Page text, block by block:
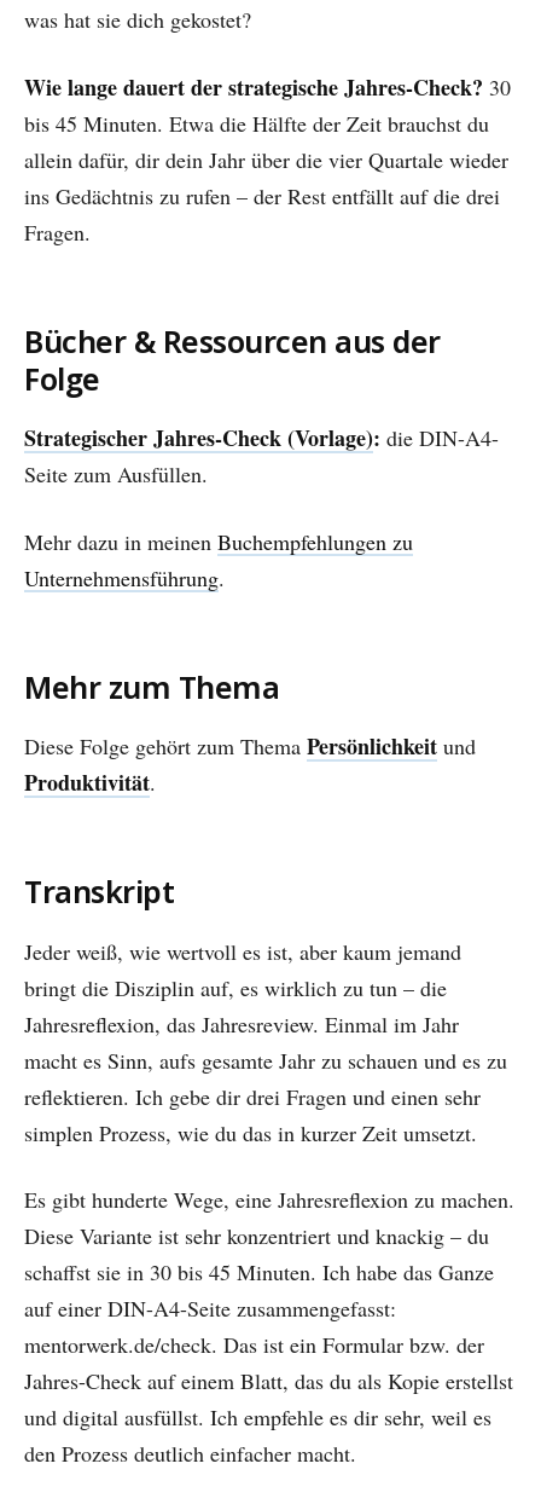
was hat sie dich gekostet?
Wie lange dauert der strategische Jahres-Check? 30
bis 45 Minuten. Etwa die Hälfte der Zeit brauchst du
allein dafür, dir dein Jahr über die vier Quartale wieder
ins Gedächtnis zu rufen – der Rest entfällt auf die drei
Fragen.
Bücher & Ressourcen aus der
Folge
Strategischer Jahres-Check (Vorlage): die DIN-A4-
Seite zum Ausfüllen.
Mehr dazu in meinen Buchempfehlungen zu
Unternehmensführung.
Mehr zum Thema
Diese Folge gehört zum Thema Persönlichkeit und
Produktivität.
Transkript
Jeder weiß, wie wertvoll es ist, aber kaum jemand
bringt die Disziplin auf, es wirklich zu tun – die
Jahresreflexion, das Jahresreview. Einmal im Jahr
macht es Sinn, aufs gesamte Jahr zu schauen und es zu
reflektieren. Ich gebe dir drei Fragen und einen sehr
simplen Prozess, wie du das in kurzer Zeit umsetzt.
Es gibt hunderte Wege, eine Jahresreflexion zu machen.
Diese Variante ist sehr konzentriert und knackig – du
schaffst sie in 30 bis 45 Minuten. Ich habe das Ganze
auf einer DIN-A4-Seite zusammengefasst:
mentorwerk.de/check. Das ist ein Formular bzw. der
Jahres-Check auf einem Blatt, das du als Kopie erstellst
und digital ausfüllst. Ich empfehle es dir sehr, weil es
den Prozess deutlich einfacher macht.